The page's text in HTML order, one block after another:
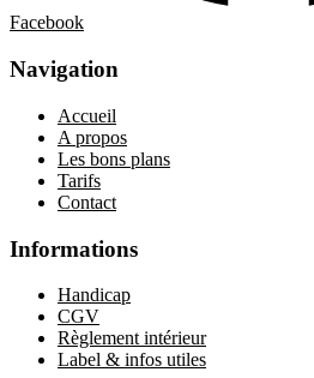
Facebook
Navigation
Accueil
A propos
Les bons plans
Tarifs
Contact
Informations
Handicap
CGV
Règlement intérieur
Label & infos utiles